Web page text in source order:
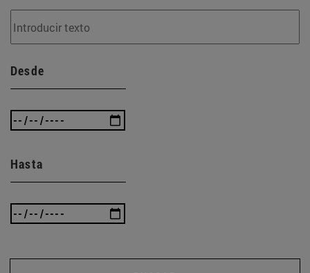
Desde
Hasta